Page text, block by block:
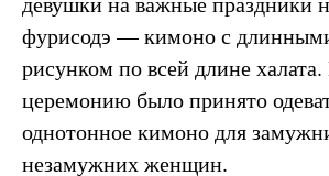
фурисодэ — кимоно с
рисунком по всей длине
церемонию было принято
однотонное кимоно для
незамужних женщин.